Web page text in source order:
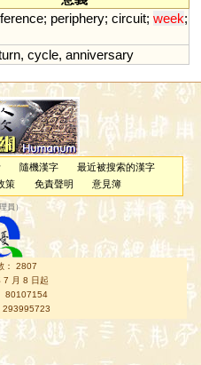
; periphery; circuit; week;
, cycle, anniversary
隨機漢字
最近被搜索的漢字
策 免責聲明 意見簿
員）
： 2807
7 月 8 日起
80107154
293995723